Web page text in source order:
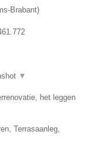
Brabant)
▼
het leggen
Terrasaanleg,